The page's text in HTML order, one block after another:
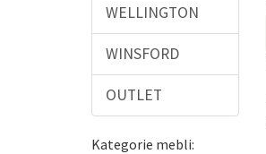
WELLINGTON
WINSFORD
OUTLET
Kategorie mebli: